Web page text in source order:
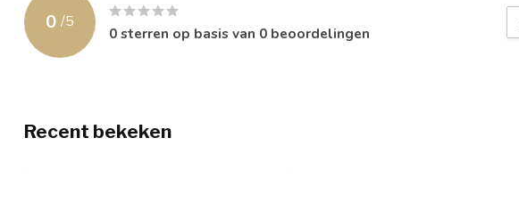
0 /5
0sterren op basis van 0 beoordelingen
Recent bekeken